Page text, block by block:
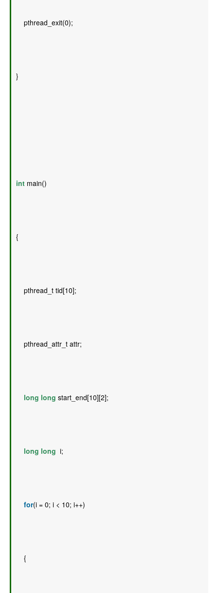
pthread_exit(0);
}
int main()
{
pthread_t tid[10];
pthread_attr_t attr;
long long start_end[10][2];
long long i;
for(i = 0; i < 10; i++)
{